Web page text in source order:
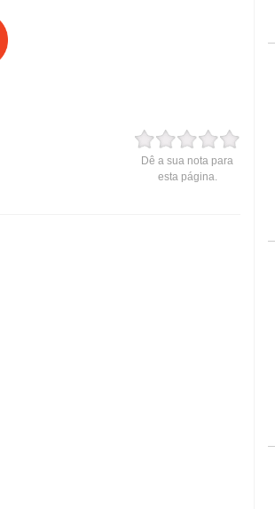
Dê a sua nota para
esta página.